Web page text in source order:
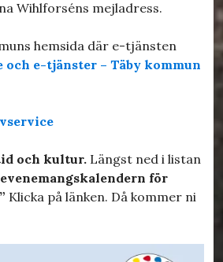
Wihlforséns mejladress.
hemsida där e-tjänsten
och e-tjänster – Täby kommun
och kultur. Längst ned i listan
för
Klicka på länken. Då kommer ni